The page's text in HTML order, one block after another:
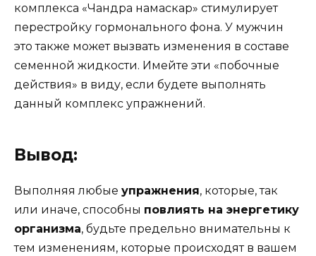
комплекса «Чандра намаскар» стимулирует
перестройку гормонального фона. У мужчин
это также может вызвать изменения в составе
семенной жидкости. Имейте эти «побочные
действия» в виду, если будете выполнять
данный комплекс упражнений.
Вывод:
Выполняя любые упражнения, которые, так
или иначе, способны повлиять на энергетику
организма, будьте предельно внимательны к
тем изменениям, которые происходят в вашем